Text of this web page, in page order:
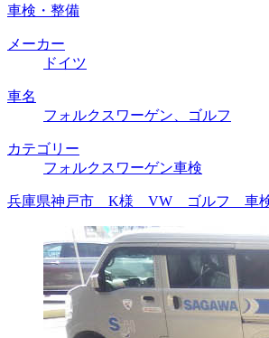
車検・整備
メーカー
ドイツ
車名
フォルクスワーゲン、ゴルフ
カテゴリー
フォルクスワーゲン車検
兵庫県神戸市 K様 VW ゴルフ 車検整